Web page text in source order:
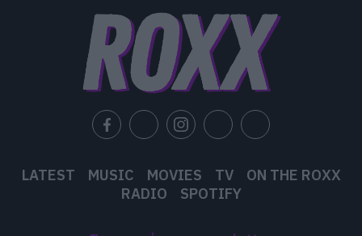
LATEST MUSIC MOVIES TV
ON THE ROXX
RADIO
SPOTIFY